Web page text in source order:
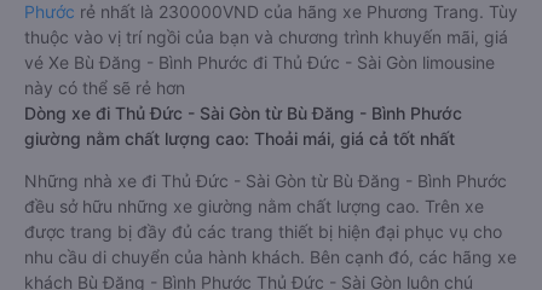
Phước rẻ nhất là 230000VND của hãng xe Phương Trang. Tùy
thuộc vào vị trí ngồi của bạn và chương trình khuyến mãi, giá
vé Xe Bù Đăng - Bình Phước đi Thủ Đức - Sài Gòn limousine
này có thể sẽ rẻ hơn
Dòng xe đi Thủ Đức - Sài Gòn từ Bù Đăng - Bình Phước
giường nằm chất lượng cao: Thoải mái, giá cả tốt nhất
Những nhà xe đi Thủ Đức - Sài Gòn từ Bù Đăng - Bình Phước
đều sở hữu những xe giường nằm chất lượng cao. Trên xe
được trang bị đầy đủ các trang thiết bị hiện đại phục vụ cho
nhu cầu di chuyển của hành khách. Bên cạnh đó, các hãng xe
khách Bù Đăng - Bình Phước Thủ Đức - Sài Gòn luôn chú